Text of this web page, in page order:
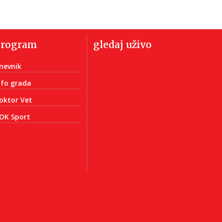
grada
Vet
Sport
gledaj uživo